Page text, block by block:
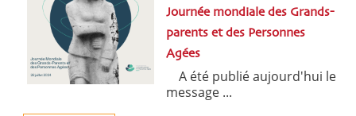
Journée mondiale des Grands-
parents et des Personnes
Agées
A été publié aujourd'hui le
message ...